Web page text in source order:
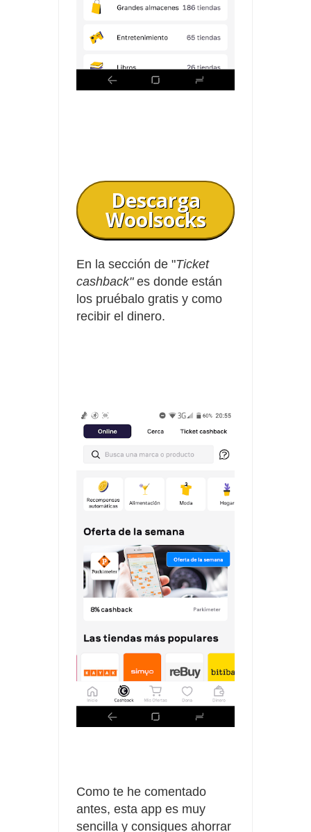
Descarga
Woolsocks
En la sección de "Ticket
cashback"es donde están
los pruébalo gratis y como
recibir el dinero.
Como te he comentado
antes, esta app es muy
sencilla y consigues ahorrar